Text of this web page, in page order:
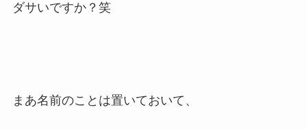
ダサいですか？笑
まあ名前のことは置いておいて、